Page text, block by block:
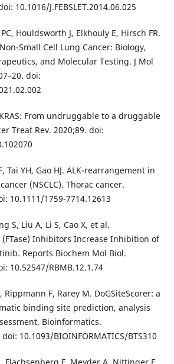
10.1016/J.FEBSLET.2014.06.025
Houldsworth J, Elkhouly E, Hirsch FR.
Small Cell Lung Cancer: Biology,
and Molecular Testing. J Mol
doi:
From undruggable to a druggable
Treat Rev. 2020;89. doi:
Tai YH, Gao HJ. ALK-rearrangement in
(NSCLC). Thorac cancer.
10.1111/1759-7714.12613
S, Liu A, Li S, Cao X, et al.
(FTase) Inhibitors Increase Inhibition of
Reports Biochem Mol Biol.
10.52547/RBMB.12.1.74
Rippmann F, Rarey M. DoGSiteScorer: a
binding site prediction, analysis
Bioinformatics.
10.1093/BIOINFORMATICS/BTS310
Flachsenberg F, Meyder A, Nittinger E,